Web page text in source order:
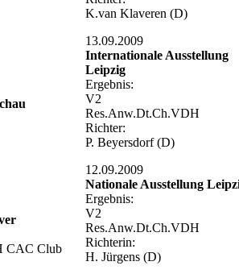
CAC Club
K.van Klaveren (D)
13.09.2009
Internationale Ausstellung
Leipzig
Ergebnis:
V2
Res.Anw.Dt.Ch.VDH
Richter:
P. Beyersdorf (D)
12.09.2009
Nationale Ausstellung
Ergebnis:
V2
Res.Anw.Dt.Ch.VDH
Richterin:
H. Jürgens (D)